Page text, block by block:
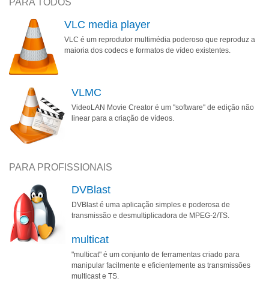
PARA TODOS
VLC media player
VLC é um reprodutor multimédia poderoso que reproduz a
maioria dos codecs e formatos de vídeo existentes.
VLMC
VideoLAN Movie Creator é um ''software'' de edição não
linear para a criação de vídeos.
PARA PROFISSIONAIS
DVBlast
DVBlast é uma aplicação simples e poderosa de
transmissão e desmultiplicadora de MPEG-2/TS.
multicat
"multicat" é um conjunto de ferramentas criado para
manipular facilmente e eficientemente as transmissões
multicast e TS.